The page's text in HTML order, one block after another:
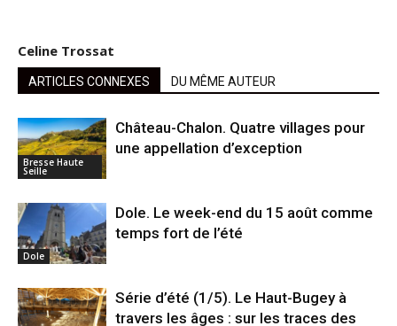
Celine Trossat
ARTICLES CONNEXES DU MÊME AUTEUR
Bresse Haute
Seille
Château-Chalon. Quatre villages pour
une appellation d’exception
Dole
Dole. Le week-end du 15 août comme
temps fort de l’été
Série d’été (1/5). Le Haut-Bugey à
travers les âges : sur les traces des